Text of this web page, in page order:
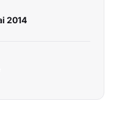
2014